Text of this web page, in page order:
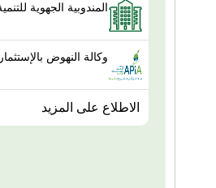
المندوبية الجهوية
وكالة النهوض
الاطلاع على المزيد